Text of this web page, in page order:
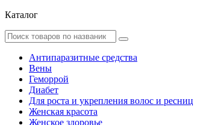
Каталог
Антипаразитные средства
Вены
Геморрой
Диабет
Для роста и укрепления волос и ресниц
Женская красота
Женское здоровье